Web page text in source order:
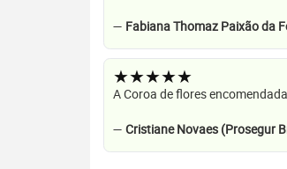
— Fabiana Thomaz Paixão da
★★★★★
A Coroa de flores
— Cristiane Novaes (Prosegur